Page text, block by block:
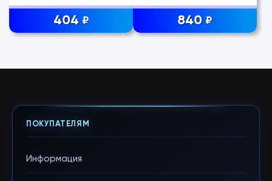
404 ₽ 840 ₽
ПОКУПАТЕЛЯМ
Информация